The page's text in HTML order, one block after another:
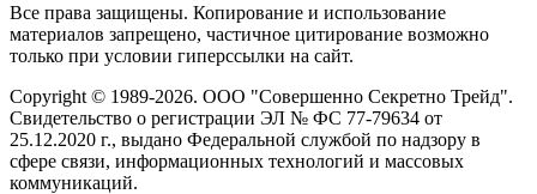
Все права защищены. Копирование и использование
материалов запрещено, частичное цитирование возможно
только при условии гиперссылки на сайт.
Copyright © 1989-2026. ООО "Совершенно Секретно Трейд".
Свидетельство о регистрации ЭЛ № ФС 77-79634 от
25.12.2020 г., выдано Федеральной службой по надзору в
сфере связи, информационных технологий и массовых
коммуникаций.